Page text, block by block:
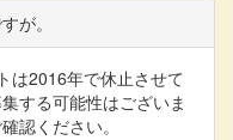
が。
は2016年で休止させて
する可能性はございま
認ください。